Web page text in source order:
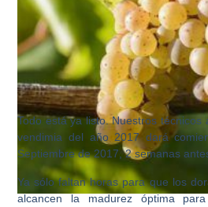
Todo está ya listo. Nuestros
vendimia del año 2017 dará
Septiembre de 2017, 2 semanas
Ya sólo faltan horas para que los
alcancen la madurez óptima